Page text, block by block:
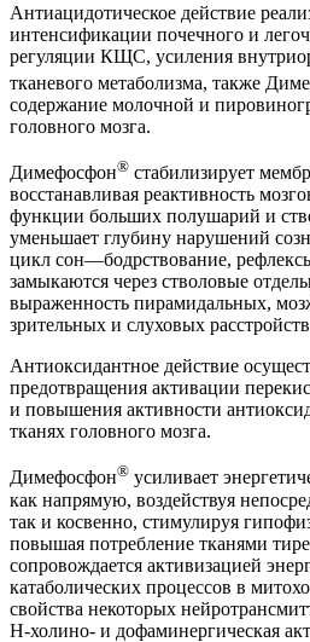
Антиацидотическое действие
интенсификации почечного и
регуляции КЩС, усиления
тканевого метаболизма, также
содержание молочной и
головного мозга.
Димефосфон® стабилизирует
восстанавливая реактивность
функции больших полушарий и
уменьшает глубину нарушений
цикл сон—бодрствование,
замыкаются через стволовые
выраженность пирамидальных,
зрительных и слуховых
Антиоксидантное действие
предотвращения активации
и повышения активности
тканях головного мозга.
Димефосфон® усиливает
как напрямую, воздействуя
так и косвенно, стимулируя
повышая потребление тканями
сопровождается активизацией
катаболических процессов в
свойства некоторых
Н-холино- и дофаминергическая